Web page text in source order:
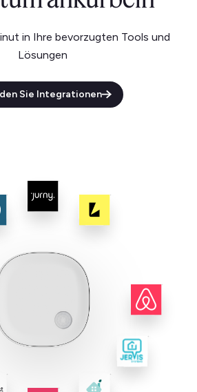
in Ihre bevorzugten Tools und
Lösungen
Sie Integrationen